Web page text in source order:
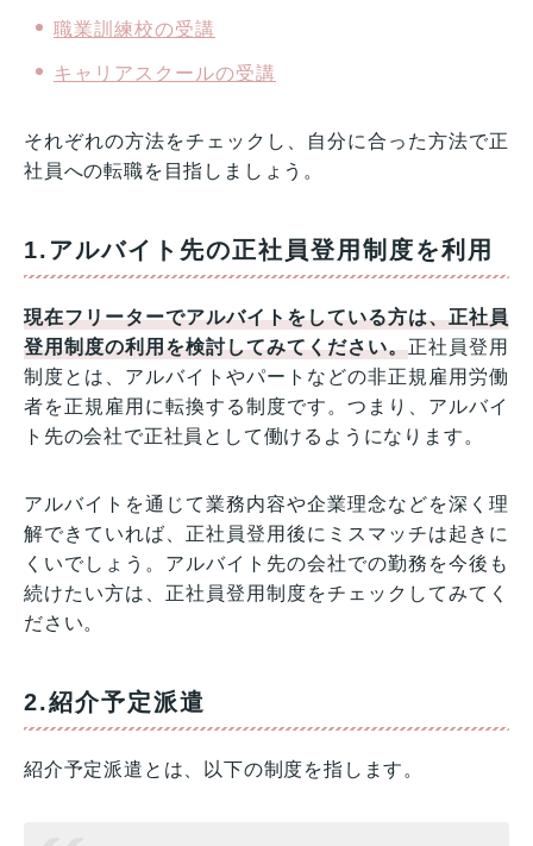
職業訓練校の受講
キャリアスクールの受講
それぞれの方法をチェックし、自分に合った方法で正
社員への転職を目指しましょう。
1.アルバイト先の正社員登用制度を利用
現在フリーターでアルバイトをしている方は、正社員
登用制度の利用を検討してみてください。正社員登用
制度とは、アルバイトやパートなどの非正規雇用労働
者を正規雇用に転換する制度です。つまり、アルバイ
ト先の会社で正社員として働けるようになります。
アルバイトを通じて業務内容や企業理念などを深く理
解できていれば、正社員登用後にミスマッチは起きに
くいでしょう。アルバイト先の会社での勤務を今後も
続けたい方は、正社員登用制度をチェックしてみてく
ださい。
2.紹介予定派遣
紹介予定派遣とは、以下の制度を指します。